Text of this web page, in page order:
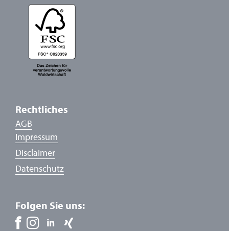
Rechtliches
AGB
Impressum
Disclaimer
Datenschutz
Folgen Sie uns: